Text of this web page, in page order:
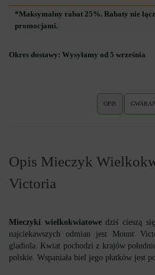
*Maksymalny rabat 25%. Rabaty nie
promocjami.
Okres dostawy: Wysyłamy od 5 września
OPIS
Opis Mieczyk
Victoria
Mieczyki wielkokwiatowedziś cieszą
najciekawszych odmian jest Mount
gladiola. Kwiat pochodzi z krajów
polskie. Wspaniała biel jego płatków jest